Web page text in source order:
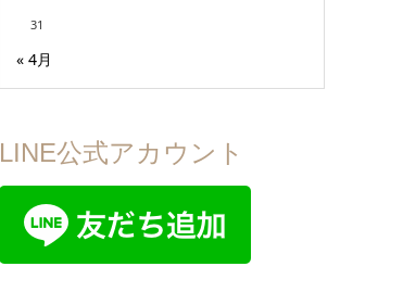
31
« 4月
LINE公式アカウント